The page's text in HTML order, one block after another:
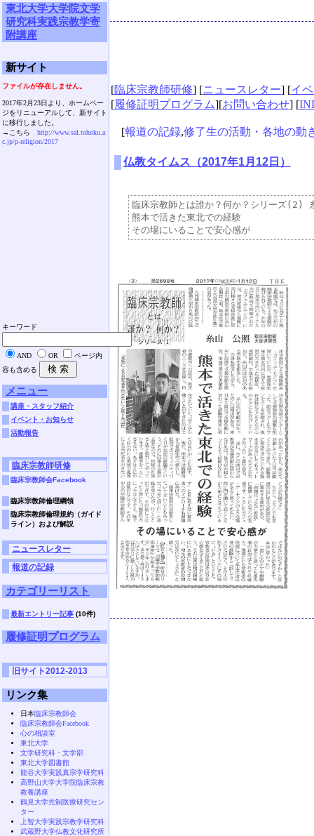
[臨床宗教師研修] [ニュースレター] [イ
[履修証明プログラム][お問い合わせ] [
[報道の記録,修了生の活動・各地の動
仏教タイムス（2017年1月12日）
臨床宗教師とは誰か？何か？シリーズ(2)
熊本で活きた東北での経験
東北大学大学院文学
研究科実践宗教学寄
附講座
新サイト
ファイルが存在しません。
2017年2月23日より、ホームペー
ジをリニューアルして、新サイト
に移行しました。
→こちら http://www.sal.tohoku.a
c.jp/p-religion/2017
キーワード
AND OR
ページ内
容も含める
メニュー
講座・スタッフ紹介
イベント・お知らせ
活動報告
臨床宗教師研修
臨床宗教師会Facebook
臨床宗教師倫理綱領
臨床宗教師倫理規約（ガイド
ライン）および解説
ニュースレター
報道の記録
カテゴリーリスト
最新エントリー記事 (10件)
履修証明プログラム
旧サイト2012-2013
リンク集
日本臨床宗教師会
臨床宗教師会Facebook
心の相談室
東北大学
文学研究科・文学部
東北大学図書館
龍谷大学実践真宗学研究科
高野山大学大学院臨床宗教
教養講座
鶴見大学先制医療研究セン
ター
上智大学実践宗教学研究科
武蔵野大学仏教文化研究所